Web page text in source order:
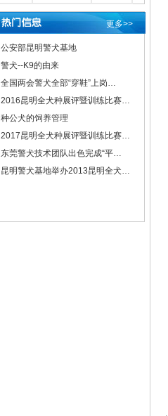
更多>>
公安部昆明警犬基地
警犬--K9的由来
全国两会警犬全部“穿鞋”上岗…
2016昆明全犬种展评暨训练比赛…
种公犬的饲养管理
2017昆明全犬种展评暨训练比赛…
东莞警犬技术团队出色完成“平…
昆明警犬基地举办2013昆明全犬…